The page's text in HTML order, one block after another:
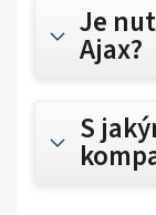
Je
Ajax?
S